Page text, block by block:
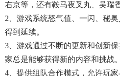
右京等，还有鞍马夜叉丸、吴瑞
2、游戏系统怒气值、一闪、秘
得到延续。
3、游戏通过不断的更新和创新
家总是能够获得新的内容和挑战。
4、提供组队合作模式，允许玩